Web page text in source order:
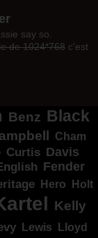
say so.
de 1024*768c'est
Benz Black
Cham
Curtis Davis
Fender
Hero
Holt
Kelly
Lewis Lloyd